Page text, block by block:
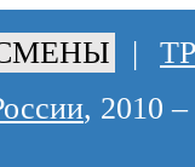
|
, 2010